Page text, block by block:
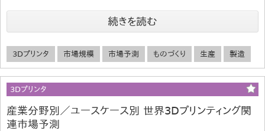
続きを読む
3Dプリンタ 市場規模 市場予測 ものづくり 生産 製造
3Dプリンタ
産業分野別／ユースケース別 世界3Dプリンティング関
連市場予測